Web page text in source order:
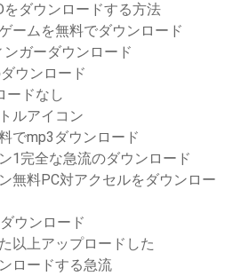
ダウンロードする方法
ームを無料でダウンロード
ガーダウンロード
ウンロード
ードなし
ルアイコン
でmp3ダウンロード
1完全な急流のダウンロード
無料PC対アクセルをダウンロー
ウンロード
以上アップロードした
ロードする急流